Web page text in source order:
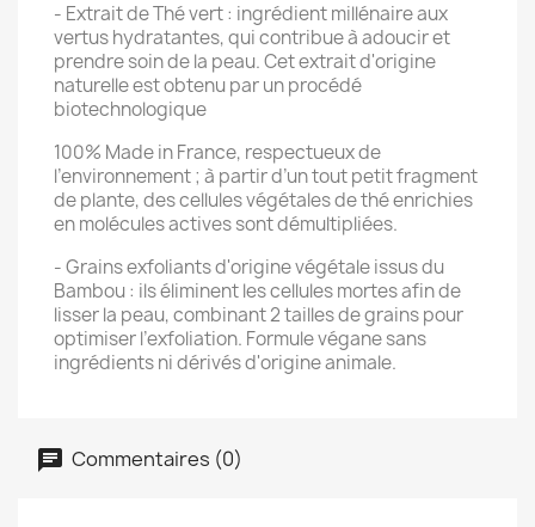
- Extrait de Thé vert : ingrédient millénaire aux
vertus hydratantes, qui contribue à adoucir et
prendre soin de la peau. Cet extrait d'origine
naturelle est obtenu par un procédé
biotechnologique
100% Made in France, respectueux de
l’environnement ; à partir d’un tout petit fragment
de plante, des cellules végétales de thé enrichies
en molécules actives sont démultipliées.
- Grains exfoliants d'origine végétale issus du
Bambou : ils éliminent les cellules mortes afin de
lisser la peau, combinant 2 tailles de grains pour
optimiser l’exfoliation. Formule végane sans
ingrédients ni dérivés d'origine animale.
Commentaires (0)